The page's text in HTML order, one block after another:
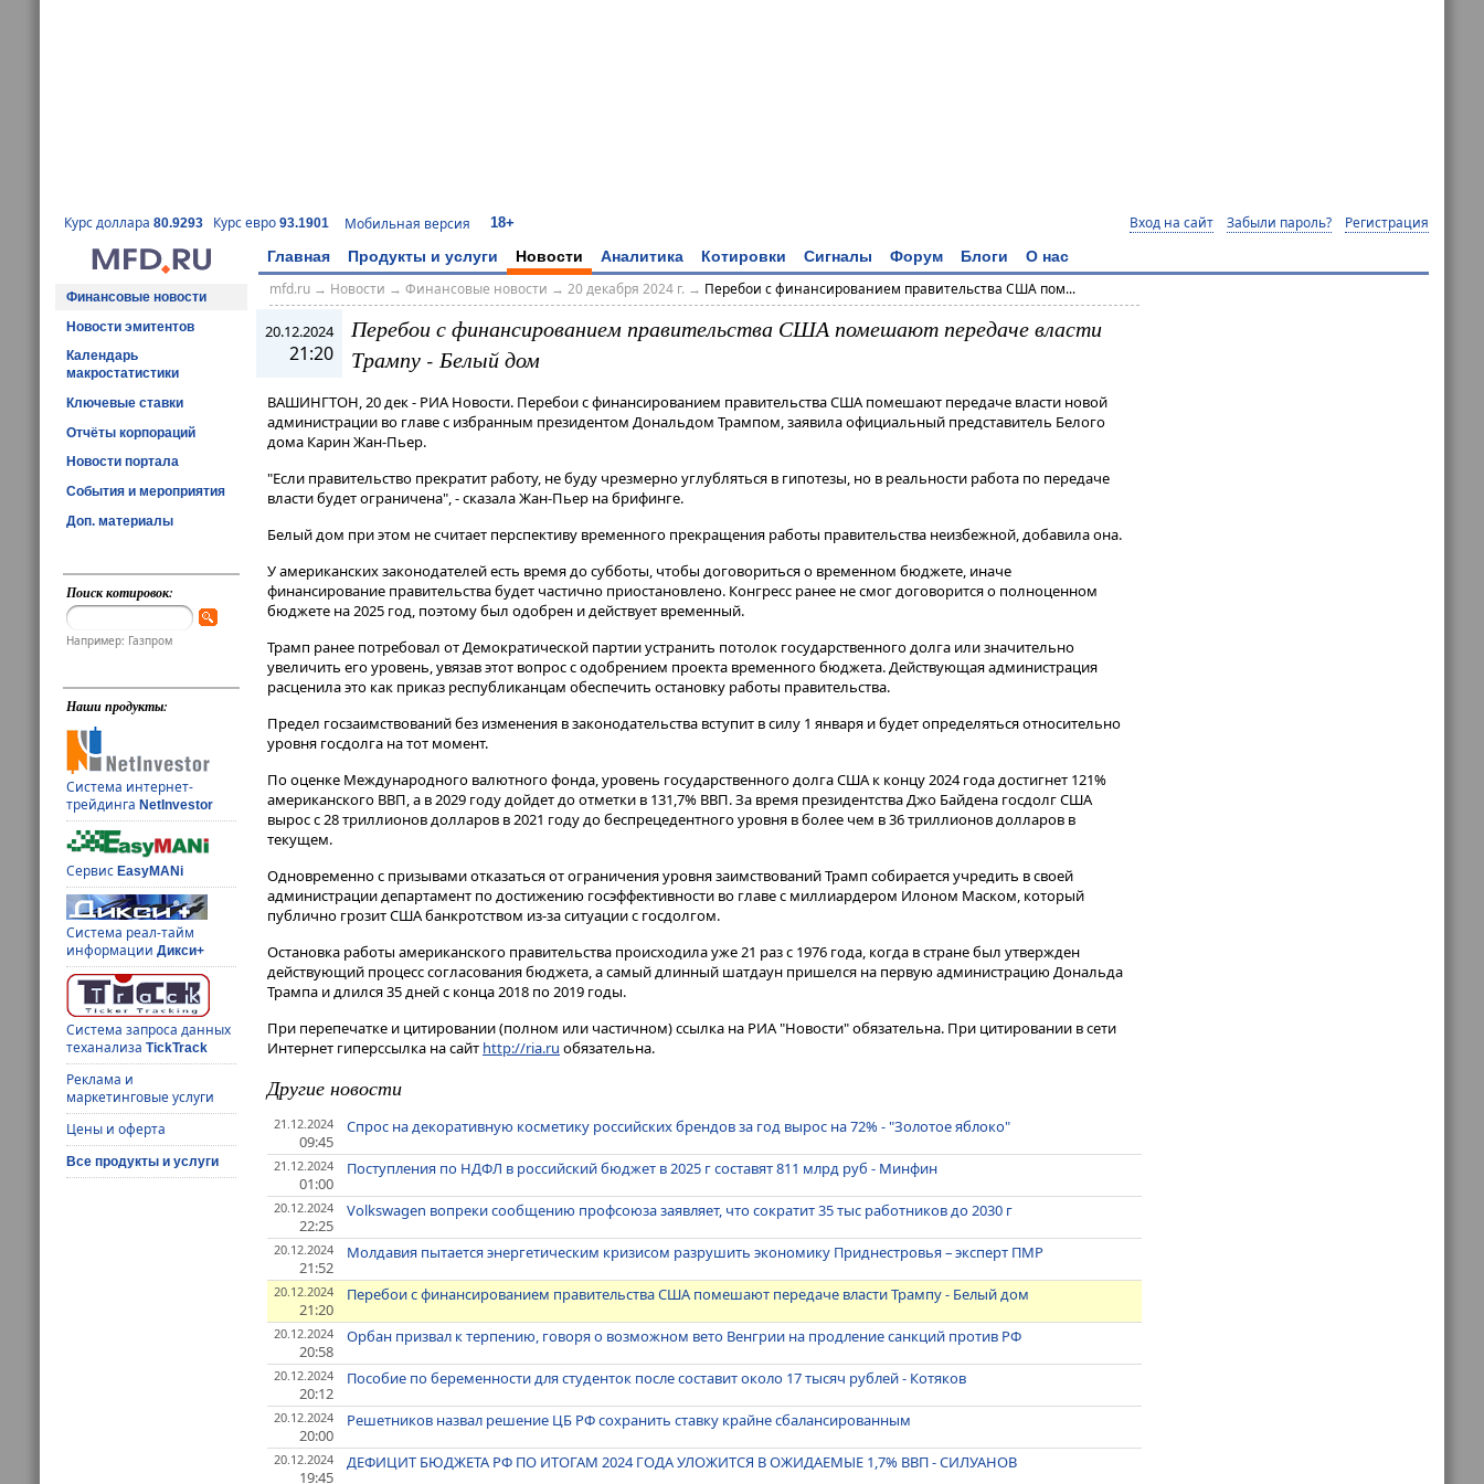
Курс доллара 80.9293 Курс евро 93.1901 Мобильная версия 18+ Вход на сайт Забыли пароль? Регистрация
Главная Продукты и услуги Новости Аналитика Котировки Сигналы Форум Блоги О нас
Финансовые новости
Новости эмитентов
Календарь
макростатистики
Ключевые ставки
Отчёты корпораций
Новости портала
События и мероприятия
Доп. материалы
Поиск котировок:
Например: Газпром
Наши продукты:
Система интернет-
трейдингаNetInvestor
СервисEasyMANi
Система реал-тайм
информацииДикси+
Система запроса данных
теханализаTickTrack
Реклама и
маркетинговые услуги
Цены и оферта
Все продукты и услуги
mfd.ru→ Новости → Финансовые новости → 20 декабря 2024 г. → Перебои с финансированием правительства США пом...
20.12.2024
21:20
Перебои с финансированием правительства США помешают передаче власти
Трампу - Белый дом
ВАШИНГТОН, 20 дек - РИА Новости. Перебои с финансированием правительства США помешают передаче власти новой
администрации во главе с избранным президентом Дональдом Трампом, заявила официальный представитель Белого
дома Карин Жан-Пьер.
"Если правительство прекратит работу, не буду чрезмерно углубляться в гипотезы, но в реальности работа по передаче
власти будет ограничена", - сказала Жан-Пьер на брифинге​​​.
Белый дом при этом не считает перспективу временного прекращения работы правительства неизбежной, добавила она.
У американских законодателей есть время до субботы, чтобы договориться о временном бюджете, иначе
финансирование правительства будет частично приостановлено. Конгресс ранее не смог договорится о полноценном
бюджете на 2025 год, поэтому был одобрен и действует временный.
Трамп ранее потребовал от Демократической партии устранить потолок государственного долга или значительно
увеличить его уровень, увязав этот вопрос с одобрением проекта временного бюджета. Действующая администрация
расценила это как приказ республиканцам обеспечить остановку работы правительства.
Предел госзаимствований без изменения в законодательства вступит в силу 1 января и будет определяться относительно
уровня госдолга на тот момент.
По оценке Международного валютного фонда, уровень государственного долга США к концу 2024 года достигнет 121%
американского ВВП, а в 2029 году дойдет до отметки в 131,7% ВВП. За время президентства Джо Байдена госдолг США
вырос с 28 триллионов долларов в 2021 году до беспрецедентного уровня в более чем в 36 триллионов долларов в
текущем.
Одновременно с призывами отказаться от ограничения уровня заимствований Трамп собирается учредить в своей
администрации департамент по достижению госэффективности во главе с миллиардером Илоном Маском, который
публично грозит США банкротством из-за ситуации с госдолгом.
Остановка работы американского правительства происходила уже 21 раз с 1976 года, когда в стране был утвержден
действующий процесс согласования бюджета, а самый длинный шатдаун пришелся на первую администрацию Дональда
Трампа и длился 35 дней с конца 2018 по 2019 годы.
При перепечатке и цитировании (полном или частичном) ссылка на РИА "Новости" обязательна. При цитировании в сети
Интернет гиперссылка на сайт http://ria.ru обязательна.
Другие новости
21.12.2024
09:45
Спрос на декоративную косметику российских брендов за год вырос на 72% - "Золотое яблоко"
21.12.2024
01:00
Поступления по НДФЛ в российский бюджет в 2025 г составят 811 млрд руб - Минфин
20.12.2024
22:25
Volkswagen вопреки сообщению профсоюза заявляет, что сократит 35 тыс работников до 2030 г
20.12.2024
21:52
Молдавия пытается энергетическим кризисом разрушить экономику Приднестровья – эксперт ПМР
20.12.2024
21:20
Перебои с финансированием правительства США помешают передаче власти Трампу - Белый дом
20.12.2024
20:58
Орбан призвал к терпению, говоря о возможном вето Венгрии на продление санкций против РФ
20.12.2024
20:12
Пособие по беременности для студенток после составит около 17 тысяч рублей - Котяков
20.12.2024
20:00
Решетников назвал решение ЦБ РФ сохранить ставку крайне сбалансированным
20.12.2024
19:45
ДЕФИЦИТ БЮДЖЕТА РФ ПО ИТОГАМ 2024 ГОДА УЛОЖИТСЯ В ОЖИДАЕМЫЕ 1,7% ВВП - СИЛУАНОВ